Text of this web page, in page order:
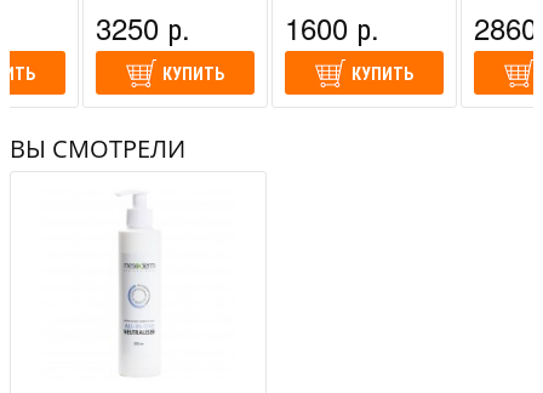
3250 р.
КУПИТЬ
1600 р.
КУПИТЬ
ВЫ СМОТРЕЛИ